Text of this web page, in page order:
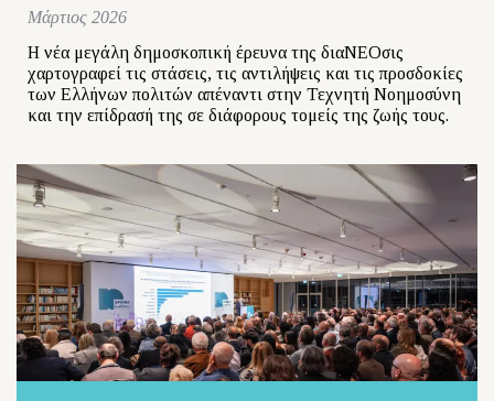
Μάρτιος 2026
Η νέα μεγάλη δημοσκοπική έρευνα της διαΝΕΟσις
χαρτογραφεί τις στάσεις, τις αντιλήψεις και τις προσδοκίες
των Ελλήνων πολιτών απέναντι στην Τεχνητή Νοημοσύνη
και την επίδρασή της σε διάφορους τομείς της ζωής τους.